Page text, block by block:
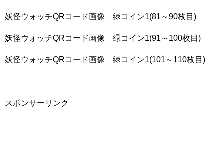
妖怪ウォッチQRコード画像 緑コイン1(81～90枚目)
妖怪ウォッチQRコード画像 緑コイン1(91～100枚目)
妖怪ウォッチQRコード画像 緑コイン1(101～110枚目)
スポンサーリンク